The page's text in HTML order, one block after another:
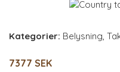
Kategorier: Belysning
7377 SEK